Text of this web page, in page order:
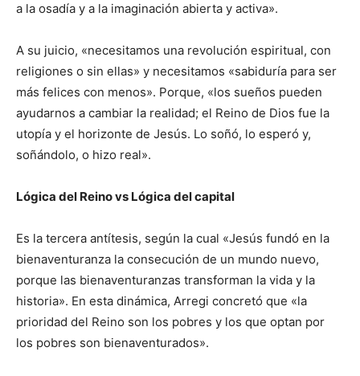
a la osadía y a la imaginación abierta y activa».
A su juicio, «necesitamos una revolución espiritual, con
religiones o sin ellas» y necesitamos «sabiduría para ser
más felices con menos». Porque, «los sueños pueden
ayudarnos a cambiar la realidad; el Reino de Dios fue la
utopía y el horizonte de Jesús. Lo soñó, lo esperó y,
soñándolo, o hizo real».
Lógica del Reino vs Lógica del capital
Es la tercera antítesis, según la cual «Jesús fundó en la
bienaventuranza la consecución de un mundo nuevo,
porque las bienaventuranzas transforman la vida y la
historia». En esta dinámica, Arregi concretó que «la
prioridad del Reino son los pobres y los que optan por
los pobres son bienaventurados».